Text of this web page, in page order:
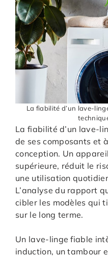
La fiabilité d’un lave-
La fiabilité d’un lave-
de ses composants et
conception. Un
supérieure, réduit le
une utilisation
L’analyse du rapport
cibler les modèles qui
sur le long terme.
Un lave-linge fiable
induction, un tambour